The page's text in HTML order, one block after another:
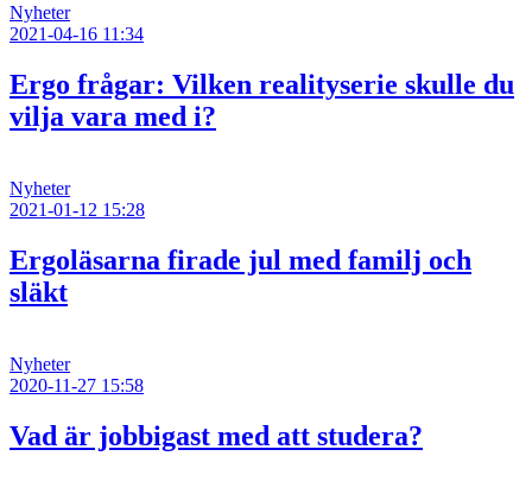
Nyheter
2021-04-16 11:34
Ergo frågar: Vilken realityserie skulle du
vilja vara med i?
Nyheter
2021-01-12 15:28
Ergoläsarna firade jul med familj och
släkt
Nyheter
2020-11-27 15:58
Vad är jobbigast med att studera?